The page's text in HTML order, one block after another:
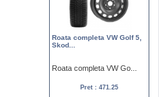
Roata completa VW Golf 5,
Skod...
Roata completa VW Go...
Pret : 471.25